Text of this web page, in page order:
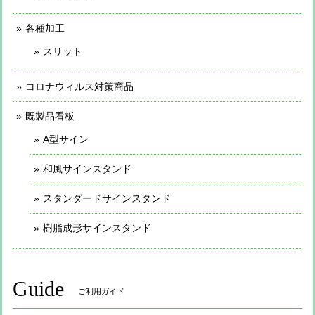
各種加工
スリット
コロナウィルス対策商品
既製品看板
A型サイン
和風サインスタンド
スタンダードサインスタンド
樹脂成形サインスタンド
Guide ご利用ガイド